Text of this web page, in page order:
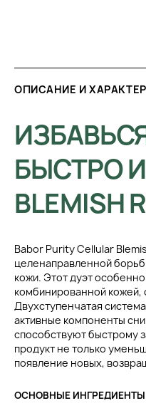
ОПИСАНИЕ И
БЫСТРО
BLEMISH
Babor Purity Cellular
целенаправленной
кожи. Этот дуэт
комбинированной
Двухступенчатая
активные компоненты
способствуют быстрому
продукт не только
появление новых,
ОСНОВНЫЕ